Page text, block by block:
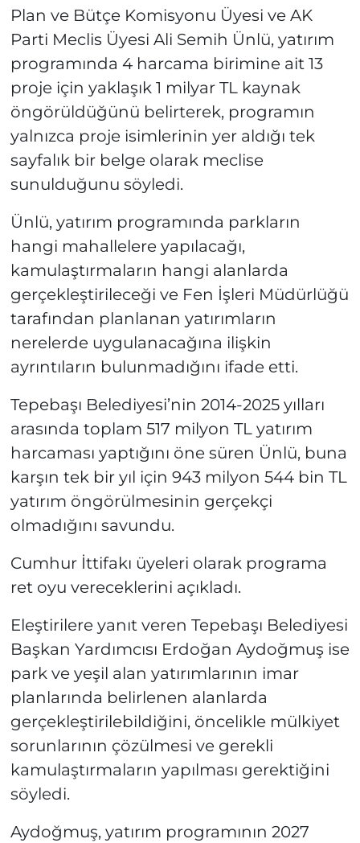
Plan ve Bütçe Komisyonu Üyesi ve AK
Parti Meclis Üyesi Ali Semih Ünlü, yatırım
programında 4 harcama birimine ait 13
proje için yaklaşık 1 milyar TL kaynak
öngörüldüğünü belirterek, programın
yalnızca proje isimlerinin yer aldığı tek
sayfalık bir belge olarak meclise
sunulduğunu söyledi.
Ünlü, yatırım programında parkların
hangi mahallelere yapılacağı,
kamulaştırmaların hangi alanlarda
gerçekleştirileceği ve Fen İşleri Müdürlüğü
tarafından planlanan yatırımların
nerelerde uygulanacağına ilişkin
ayrıntıların bulunmadığını ifade etti.
Tepebaşı Belediyesi’nin 2014-2025 yılları
arasında toplam 517 milyon TL yatırım
harcaması yaptığını öne süren Ünlü, buna
karşın tek bir yıl için 943 milyon 544 bin TL
yatırım öngörülmesinin gerçekçi
olmadığını savundu.
Cumhur İttifakı üyeleri olarak programa
ret oyu vereceklerini açıkladı.
Eleştirilere yanıt veren Tepebaşı Belediyesi
Başkan Yardımcısı Erdoğan Aydoğmuş ise
park ve yeşil alan yatırımlarının imar
planlarında belirlenen alanlarda
gerçekleştirilebildiğini, öncelikle mülkiyet
sorunlarının çözülmesi ve gerekli
kamulaştırmaların yapılması gerektiğini
söyledi.
Aydoğmuş, yatırım programının 2027